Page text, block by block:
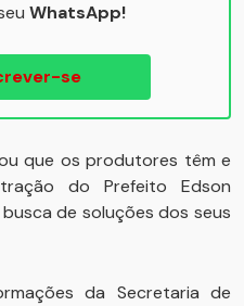
WhatsApp!
se
que os produtores têm e
do Prefeito Edson
de soluções dos seus
da Secretaria de